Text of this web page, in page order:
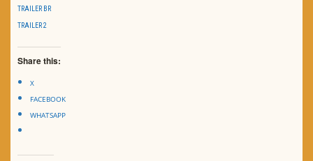
TRAILER BR
TRAILER 2
Share this:
X
FACEBOOK
WHATSAPP